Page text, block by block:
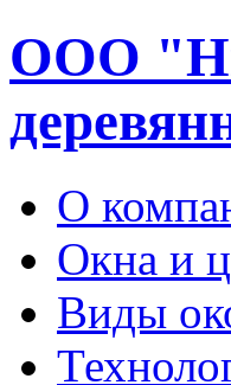
ООО
О
Окна и
Виды